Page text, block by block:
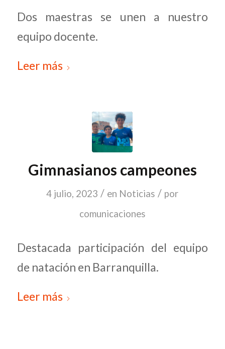
Dos maestras se unen a nuestro
equipo docente.
Leer más
Gimnasianos campeones
4 julio, 2023 / en Noticias / por
comunicaciones
Destacada participación del equipo
de natación en Barranquilla.
Leer más